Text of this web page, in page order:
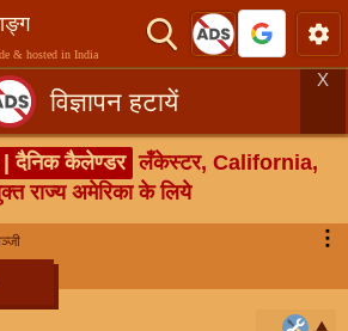
& hosted in India
विज्ञापन हटायें
X
| दैनिक कैलेण्डर लँकेस्टर, California,
राज्य अमेरिका के लिये
⋮